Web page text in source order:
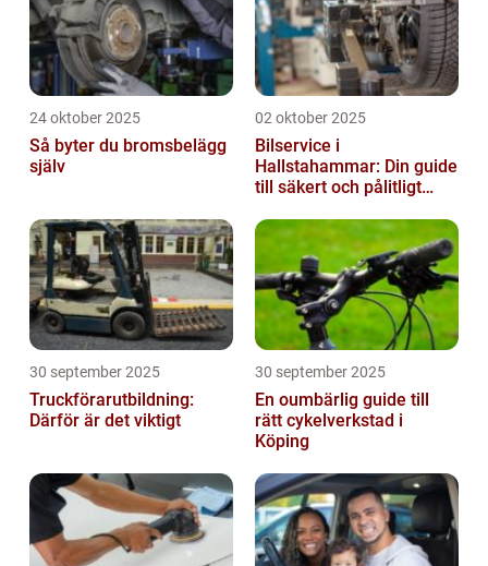
24 oktober 2025
Så byter du bromsbelägg
själv
02 oktober 2025
Bilservice i
Hallstahammar: Din guide
till säkert och pålitligt
30 september 2025
Truckförarutbildning:
Därför är det viktigt
30 september 2025
En oumbärlig guide till
rätt cykelverkstad i
Köping